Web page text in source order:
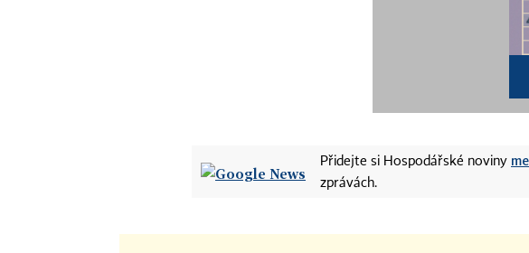
Přidejte si Hospodářské noviny
zprávách.